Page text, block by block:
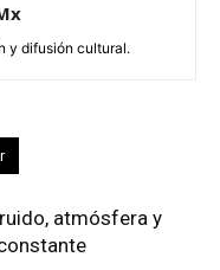
y difusión cultural.
atmósfera y